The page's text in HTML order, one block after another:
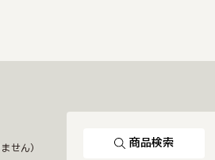
せん）
商品検索